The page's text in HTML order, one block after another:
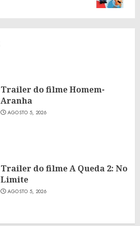
Trailer do filme Homem-
Aranha
AGOSTO 5, 2026
Trailer do filme A Queda 2: No
Limite
AGOSTO 5, 2026